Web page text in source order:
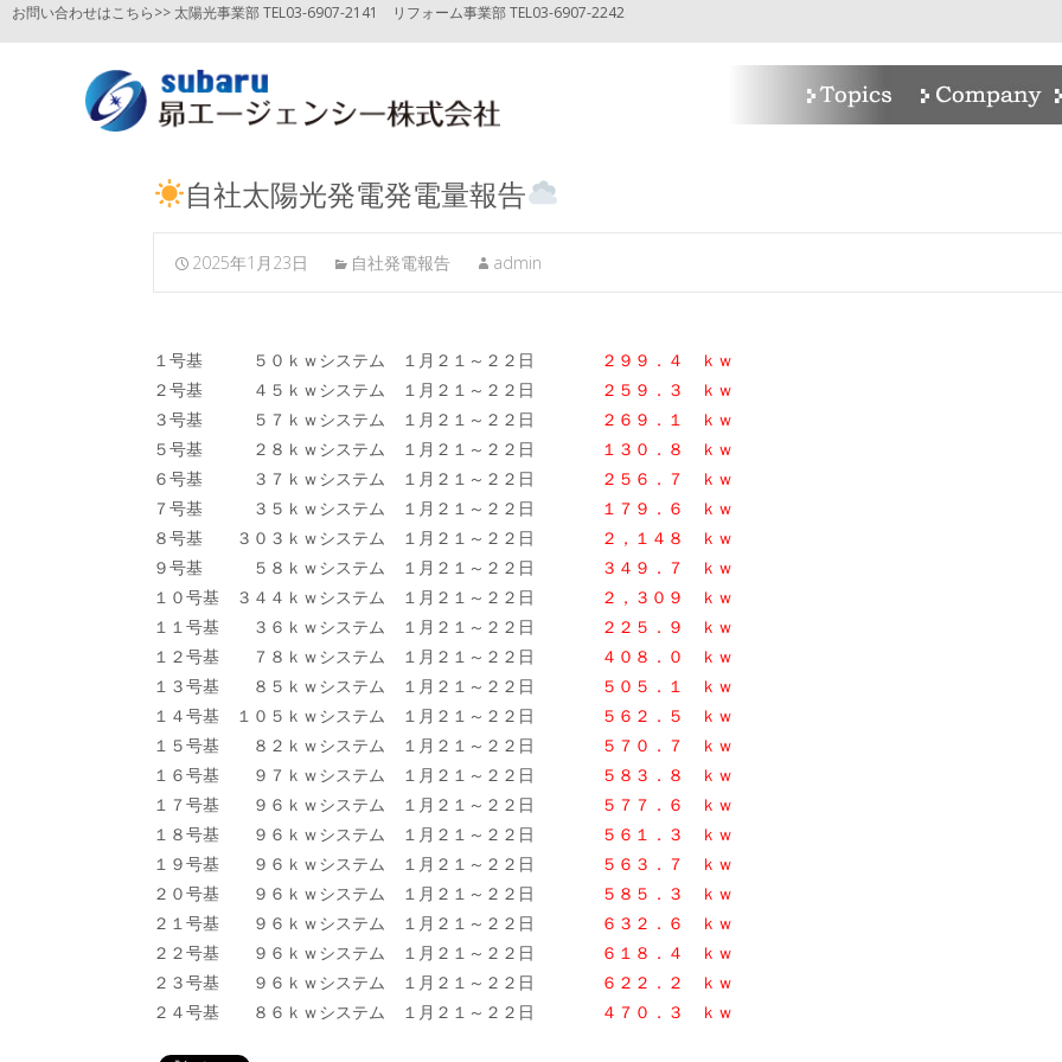
お問い合わせはこちら>> 太陽光事業部 TEL03-6907-2141 リフォーム事業部 TEL03-6907-2242
自社太陽光発電発電量報告
2025年1月23日 自社発電報告 admin
１号基 ５０ｋｗシステム １月２１～２２日
２９９．４ ｋｗ
２号基 ４５ｋｗシステム １月２１～２２日
２５９．３ ｋｗ
３号基 ５７ｋｗシステム １月２１～２２日
２６９．１
ｋｗ
５号基 ２８ｋｗシステム １月２１～２２日
１３０．８ ｋｗ
６号基 ３７ｋｗシステム １月２１～２２日
２５６．７
ｋｗ
７号基 ３５ｋｗシステム １月２１～２２日
１７９．６ ｋｗ
８号基 ３０３ｋｗシステム １月２１～２２日
２，１４８ ｋｗ
９号基 ５８ｋｗシステム １月２１～２２日
３４９．７ ｋｗ
１０号基 ３４４ｋｗシステム １月２１～２２日
２，３０９ ｋｗ
１１号基 ３６ｋｗシステム １月２１～２２日
２２５．９ ｋｗ
１２号基 ７８ｋｗシステム １月２１～２２日
４０８．０ ｋｗ
１３号基 ８５ｋｗシステム １月２１～２２日
５０５．１ ｋｗ
１４号基 １０５ｋｗシステム １月２１～２２日
５６２．５ ｋｗ
１５号基 ８２ｋｗシステム １月２１～２２日
５７０．７ ｋ ｗ
１６号基 ９７ｋｗシステム １月２１～２２日
５８３．８ ｋｗ
１７号基 ９６ｋｗシステム １月２１～２２日
５７７．６ ｋｗ
１８号基 ９６ｋｗシステム １月２１～２２日
５６１．３ ｋｗ
１９号基 ９６ｋｗシステム １月２１～２２日
５６３．７
ｋｗ
２０号基 ９６ｋｗシステム １月２１～２２日
５８５．３ ｋｗ
２１号基 ９６ｋｗシステム １月２１～２２日
６３２．６ ｋｗ
２２号基 ９６ｋｗシステム １月２１～２２日
６１８．４ ｋｗ
２３号基 ９６ｋｗシステム １月２１～２２日
６２２．２ ｋｗ
２４号基 ８６ｋｗシステム １月２１～２２日
４７０．３ ｋｗ